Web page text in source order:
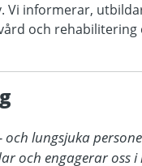
informerar,
och
lungsjuka
och engagerar oss